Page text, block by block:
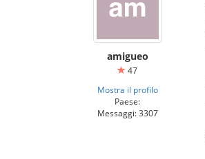
amigueo
47
Mostra il profilo
Paese:
Messaggi: 3307